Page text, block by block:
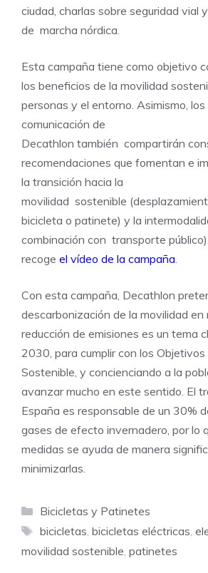
ciudad, charlas sobre seguridad vial
de marcha nórdica.
Esta campaña tiene como objetivo
los beneficios de la movilidad
personas y el entorno. Asimismo,
comunicación de
Decathlon también compartirán
recomendaciones que fomentan e
la transición hacia la
movilidad sostenible
bicicleta o patinete) y la
combinación con transporte
recoge el vídeo de la campaña.
Con esta campaña, Decathlon
descarbonización de la movilidad en
reducción de emisiones es un tema
2030, para cumplir con los
Sostenible, y concienciando a la
avanzar mucho en este sentido. El
España es responsable de un 30%
gases de efecto invernadero, por lo
medidas se ayuda de manera
minimizarlas.
Categorías
Bicicletas y Patinetes
Etiquetas
bicicletas, bicicletas eléctricas,
movilidad sostenible, patinetes